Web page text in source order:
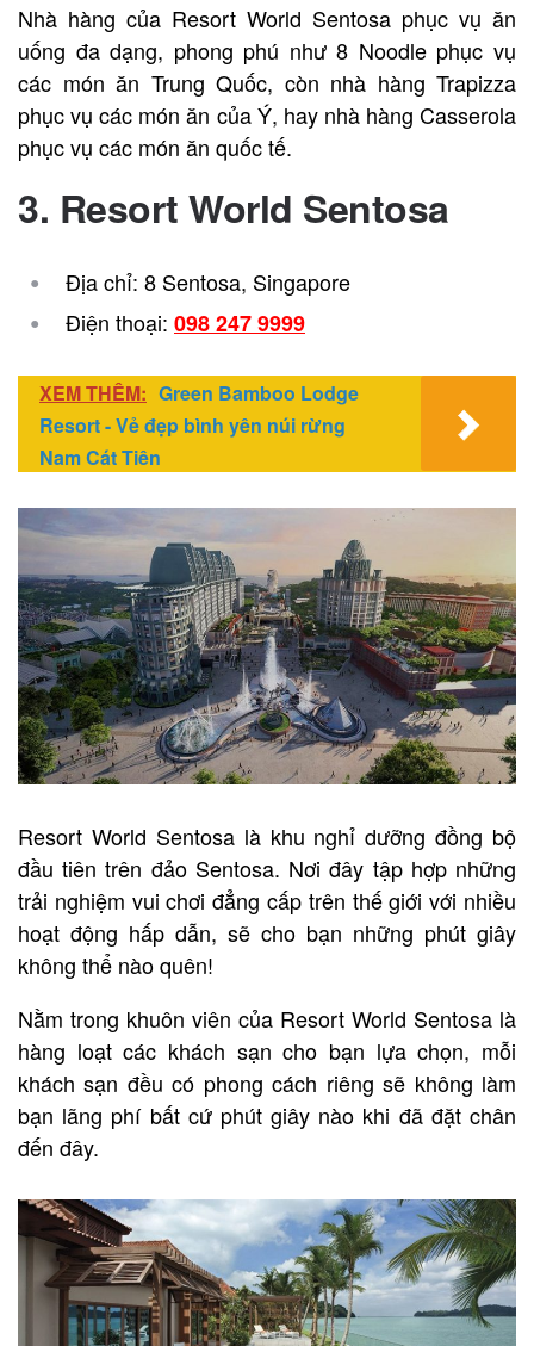
Nhà hàng của Resort World Sentosa phục vụ ăn
uống đa dạng, phong phú như 8 Noodle phục vụ
các món ăn Trung Quốc, còn nhà hàng Trapizza
phục vụ các món ăn của Ý, hay nhà hàng Casserola
phục vụ các món ăn quốc tế.
3. Resort World Sentosa
Địa chỉ: 8 Sentosa, Singapore
Điện thoại: 098 247 9999
XEM THÊM: Green Bamboo Lodge
Resort - Vẻ đẹp bình yên núi rừng
Nam Cát Tiên
Resort World Sentosa là khu nghỉ dưỡng đồng bộ
đầu tiên trên đảo Sentosa. Nơi đây tập hợp những
trải nghiệm vui chơi đẳng cấp trên thế giới với nhiều
hoạt động hấp dẫn, sẽ cho bạn những phút giây
không thể nào quên!
Nằm trong khuôn viên của Resort World Sentosa là
hàng loạt các khách sạn cho bạn lựa chọn, mỗi
khách sạn đều có phong cách riêng sẽ không làm
bạn lãng phí bất cứ phút giây nào khi đã đặt chân
đến đây.